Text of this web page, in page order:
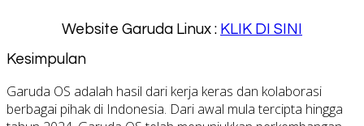
Website Garuda Linux : KLIK DI SINI
Kesimpulan
Garuda OS adalah hasil dari kerja keras dan kolaborasi
berbagai pihak di Indonesia. Dari awal mula tercipta hingga